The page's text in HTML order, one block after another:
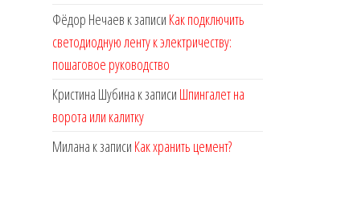
Фёдор Нечаев к записи Как подключить
светодиодную ленту к электричеству:
пошаговое руководство
Кристина Шубина к записи Шпингалет на
ворота или калитку
Милана к записи Как хранить цемент?